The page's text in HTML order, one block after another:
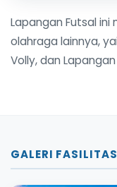
Lapangan Futsal
olahraga lainnya,
Volly, dan
GALERI FASILITAS